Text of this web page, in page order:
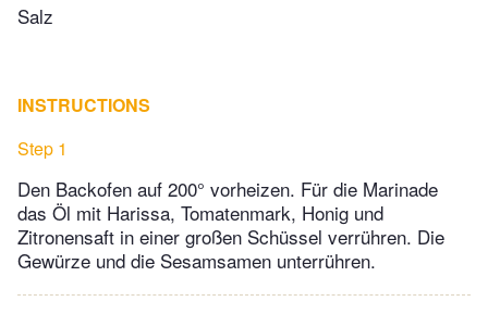
Salz
INSTRUCTIONS
Step 1
Den Backofen auf 200° vorheizen. Für die Marinade
das Öl mit Harissa, Tomatenmark, Honig und
Zitronensaft in einer großen Schüssel verrühren. Die
Gewürze und die Sesamsamen unterrühren.